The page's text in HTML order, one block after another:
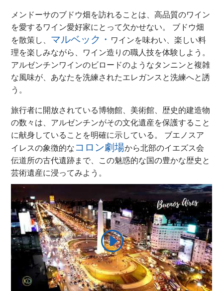
メンドーサのブドウ畑を訪れることは、高品質のワイン
を愛するワイン愛好家にとって欠かせない。 ブドウ畑
を散策し、 マルベック・ ワインを味わい、楽しい料
理を楽しみながら、ワイン造りの職人技を体験しよう。
アルゼンチンワインのビロードのようなタンニンと複雑
な風味が、あなたを洗練されたエレガンスと洗練へと誘
う。
旅行者に開放されている博物館、美術館、歴史的建造物
の数々は、アルゼンチンがその文化遺産を保護すること
に献身していることを明確に示している。 ブエノスア
イレスの象徴的なコロン劇場から北部のイエズス会
伝道所の古代遺跡まで、この魅惑的な国の豊かな歴史と
芸術遺産に浸ってみよう。